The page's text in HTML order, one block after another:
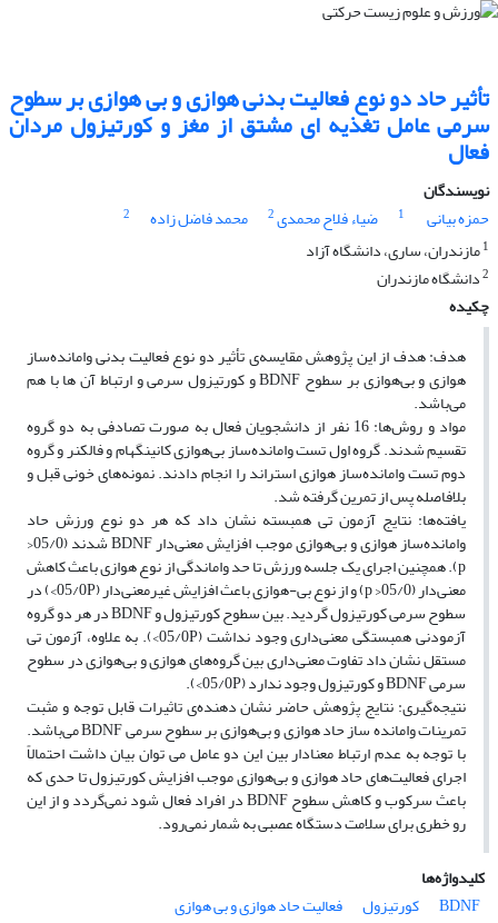
تأثیر حاد دو نوع فعالیت بدنی هوازی و بی هوازی بر سطوح
سرمی عامل تغذیه ای مشتق از مغز و کورتیزول مردان
فعال
نویسندگان
حمزه بیانی
1 ضیاء فلاح محمدی2 محمد فاضل زاده
2
1مازندران، ساری، دانشگاه آزاد
2دانشگاه مازندران
چکیده
هدف: هدف از این پژوهش مقایسه‌ی تأثیر دو نوع فعالیت بدنی وامانده‌ساز
هوازی و بی‌هوازی بر سطوح BDNF و کورتیزول سرمی و ارتباط آن ها با هم
می‌‌باشد.
مواد و روش‌ها: 16 نفر از دانشجویان فعال به صورت تصادفی به دو گروه
تقسیم شدند. گروه اول تست وامانده‌ساز بی‌هوازی کانینگهام و فالکنر و گروه
دوم تست وامانده‌ساز هوازی استراند را ‌انجام دادند. نمونه‌های خونی قبل و
بلافاصله پس از تمرین گرفته شد.
یافته‌ها: نتایج آزمون تی همبسته نشان داد که هر دو نوع ورزش حاد
وامانده‌ساز هوازی و بی‌هوازی موجب افزایش معنی‌دار BDNF شدند (05/0<
p). همچنین اجرای یک جلسه ورزش تا حد واماندگی از نوع هوازی باعث کاهش
معنی‌دار (05/0< p) و از نوع بی-هوازی باعث افزایش غیرمعنی‌دار (05/0P>) در
سطوح سرمی کورتیزول گردید. بین سطوح کورتیزول و BDNF در هر دو گروه
آزمودنی همبستگی معنی‌داری وجود نداشت (05/0P>). به علاوه، آزمون تی
مستقل نشان داد تفاوت معنی‌داری بین گروه‌های هوازی و بی‌هوازی در سطوح
سرمی BDNF و کورتیزول وجود ندارد (05/0P>).
نتیجه‌گیری: نتایج پژوهش حاضر نشان دهنده‌ی تاثیرات قابل توجه و مثبت
تمرینات وامانده ساز حاد هوازی و بی‌هوازی بر سطوح سرمی BDNF می‌باشد.
با توجه به عدم ارتباط معنادار بین این دو عامل می توان بیان داشت احتمالاً
اجرای فعالیت‌های حاد هوازی و بی‌هوازی موجب افزایش کورتیزول تا حدی که
باعث سرکوب و کاهش سطوح BDNF در افراد فعال شود نمی‌گردد و از این
رو خطری برای سلامت دستگاه عصبی به شمار نمی‌رود.
کلیدواژه‌ها
BDNF
کورتیزول فعالیت حاد هوازی و بی هوازی